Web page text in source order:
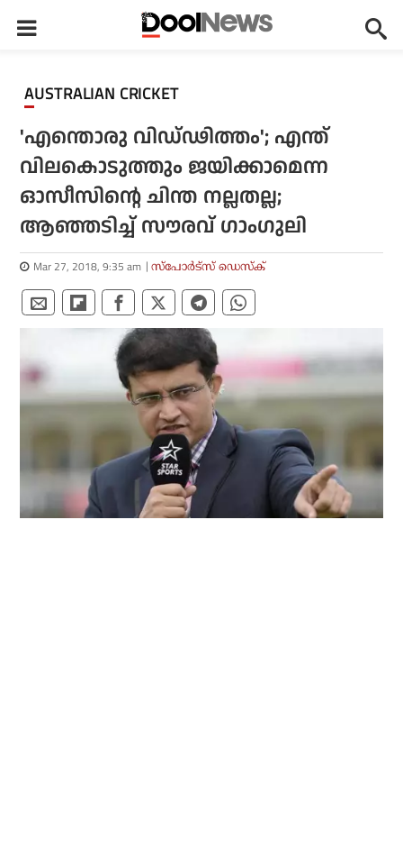
AUSTRALIAN CRICKET
'എന്തൊരു വിഡ്ഢിത്തം'; എന്ത്
വിലകൊടുത്തും ജയിക്കാമെന്ന
ഓസീസിന്റെ ചിന്ത നല്ലതല്ല;
ആഞ്ഞടിച്ച് സൗരവ് ഗാംഗുലി
Mar 27, 2018, 9:35 am സ്പോര്‍ട്സ് ഡെസ്‌ക്